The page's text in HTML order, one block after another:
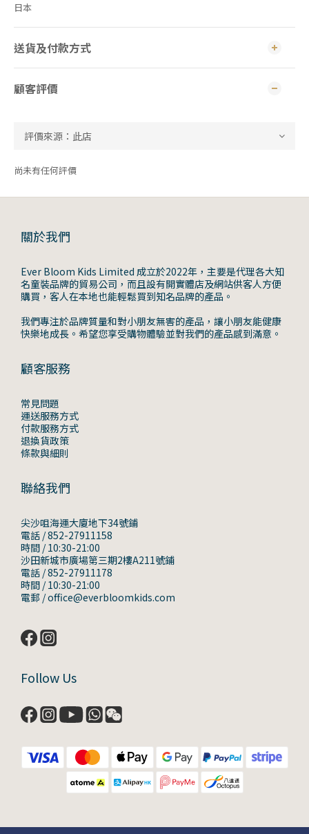
日本
送貨及付款方式
顧客評價
尚未有任何評價
關於我們
Ever Bloom Kids Limited 成立於2022年，主要是代理各大知
名童裝品牌的貿易公司，而且設有開實體店及網站供客人方便
購買，客人在本地也能輕鬆買到知名品牌的產品。
我們專注於品牌質量和對小朋友無害的產品，讓小朋友能健康
快樂地成長。希望您享受購物體驗並對我們的產品感到滿意。
顧客服務
常見問題
運送服務方式
付款服務方式
退換貨政策
條款與細則
聯絡我們
尖沙咀海運大廈地下34號鋪
電話 / 852-27911158
時間 / 10:30-21:00
沙田新城市廣場第三期2樓A211號鋪
電話 / 852-27911178
時間 / 10:30-21:00
電郵 / office@everbloomkids.com
Follow Us